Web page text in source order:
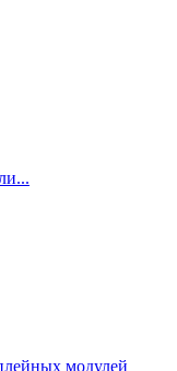
модулей